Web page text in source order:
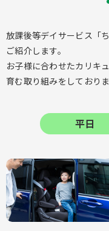
放課後等デイサービス「
ご紹介します。
お子様に合わせたカリキ
育む取り組みをしておりま
平日